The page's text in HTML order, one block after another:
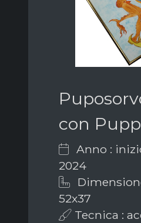
con
Anno :
2024
52x37
Tecnica :